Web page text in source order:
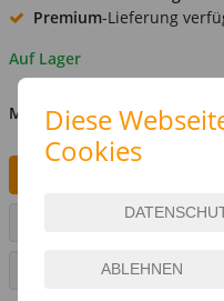
Premium-Lieferung
Auf Lager
MENGE
ARTIKEL
Diese
Cookies